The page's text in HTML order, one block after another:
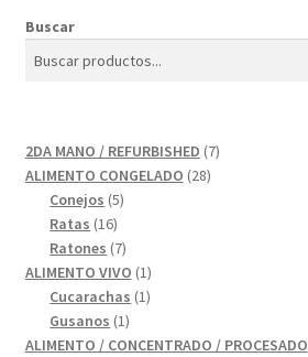
Buscar
2DA MANO / REFURBISHED 77
ALIMENTO CONGELADO 2828
Conejos 55
Ratas 1616
productos
Ratones 77
productos
ALIMENTO VIVO 11
producto
Cucarachas 11
Gusanos 11
producto
ALIMENTO / CONCENTRADO / PROCESADO